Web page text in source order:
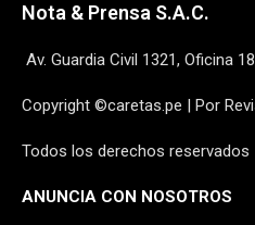
Nota & Prensa S.A.C.
Av. Guardia Civil 1321, Oficina
Copyright ©caretas.pe | Por
Todos los derechos reservados
ANUNCIA CON NOSOTROS